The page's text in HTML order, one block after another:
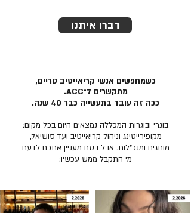
דברו איתנו
כשמחפשים אנשי קריאייטיב טריים,
מתקשרים ל־ACC.
ככה זה עובד בתעשייה כבר 40 שנה.
בוגרי ובוגרות המכללה נמצאים היום בכל מקום:
מקופירייטינג וניהול קריאייטיב ועד סושיאל,
מותגים ומנכ״לות. אבל בטח מעניין אתכם לדעת
מי התקבל ממש עכשיו: